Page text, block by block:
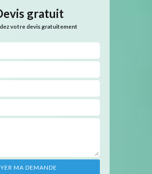
gratuit
votre devis gratuitement